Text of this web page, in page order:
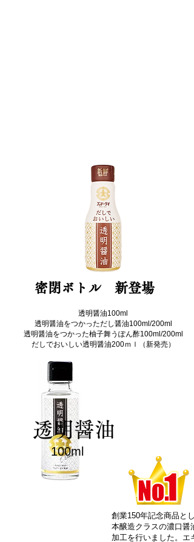
​密閉ボトル 新登場
透明醤油100ml
透明醤油をつかっただし醤油100ml/200ml
透明醤油をつかった柚子舞うぽん酢100ml/200ml
​だしでおいしい透明醤油200ｍｌ（新発売）
透明醤油
100ml
創業150年記念商品と
本醸造クラスの濃口醤
加工を行いました。エ